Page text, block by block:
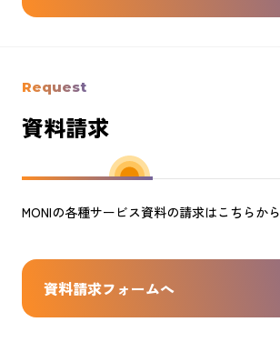
Request
資料請求
MONIの各種サービス資料の請求はこちらから
資料請求フォームへ